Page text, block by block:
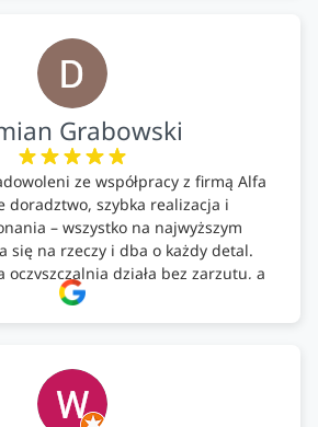
Grabowski
ze współpracy z firmą Alfa
doradztwo, szybka realizacja i
– wszystko na najwyższym
się na rzeczy i dba o każdy detal.
oczyszczalnia działa bez zarzutu, a
zgodnie z terminem i
sumieniem polecamy Alfa Tech